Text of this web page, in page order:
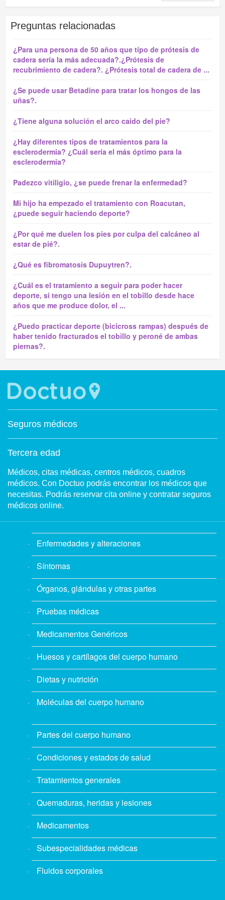
Preguntas relacionadas
¿Para una persona de 50 años que tipo de prótesis de
cadera sería la más adecuada?.¿Prótesis de
recubrimiento de cadera?. ¿Prótesis total de cadera de ...
¿Se puede usar Betadine para tratar los hongos de las
uñas?.
¿Tiene alguna solución el arco caido del pie?
¿Hay diferentes tipos de tratamientos para la
esclerodermia? ¿Cuál sería el más óptimo para la
esclerodermia?
Padezco vitiligio, ¿se puede frenar la enfermedad?
Mi hijo ha empezado el tratamiento con Roacutan,
¿puede seguir haciendo deporte?
¿Por qué me duelen los pies por culpa del calcáneo al
estar de pié?.
¿Qué es fibromatosis Dupuytren?.
¿Cuál es el tratamiento a seguir para poder hacer
deporte, si tengo una lesión en el tobillo desde hace
años que me produce dolor, el ...
¿Puedo practicar deporte (bicicross rampas) después de
haber tenido fracturados el tobillo y peroné de ambas
piernas?.
Seguros médicos
Tercera edad
Médicos, citas médicas, centros médicos, cuadros
médicos. Con Doctuo podrás encontrar los médicos que
necesitas. Podrás reservar cita online y contratar seguros
médicos online.
Enfermedades y alteraciones
Síntomas
Órganos, glándulas y otras partes
Pruebas médicas
Medicamentos Genéricos
Huesos y cartílagos del cuerpo humano
Dietas y nutrición
Moléculas del cuerpo humano
Partes del cuerpo humano
Condiciones y estados de salud
Tratamientos generales
Quemaduras, heridas y lesiones
Medicamentos
Subespecialidades médicas
Fluidos corporales